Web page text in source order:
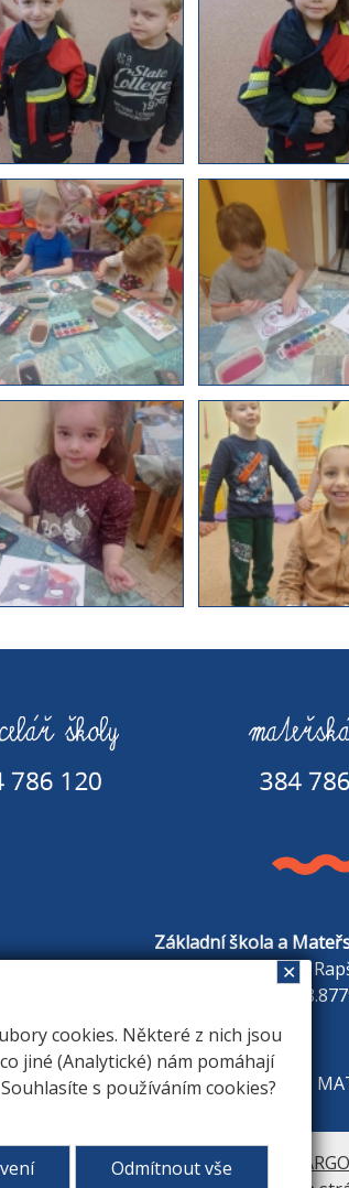
Základní škola a
378 07
GPS souřadnice:
|O ŠKOLE|ZÁKLADNÍ ŠKOLA
cookies. Některé z nich jsou
jiné (Analytické) nám pomáhají
s používáním cookies?
Odmítnout vše
✕